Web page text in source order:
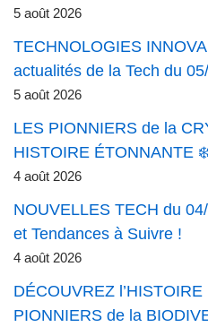
5 août 2026
TECHNOLOGIES
actualités de la Tech du
5 août 2026
LES PIONNIERS de la
HISTOIRE ÉTONNANTE
4 août 2026
NOUVELLES TECH du
et Tendances à Suivre !
4 août 2026
DÉCOUVREZ
PIONNIERS de la